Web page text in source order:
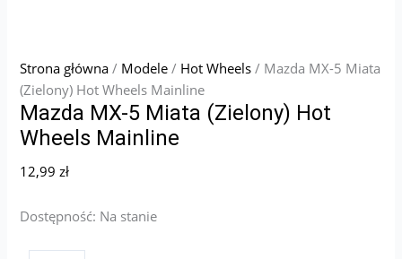
Strona główna / Modele / Hot Wheels / Mazda MX-5 Miata
(Zielony) Hot Wheels Mainline
Mazda MX-5 Miata (Zielony) Hot
Wheels Mainline
12,99zł
Dostępność: Na stanie